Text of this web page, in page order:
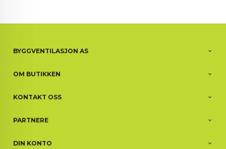
BYGGVENTILASJON AS
OM BUTIKKEN
KONTAKT OSS
PARTNERE
DIN KONTO